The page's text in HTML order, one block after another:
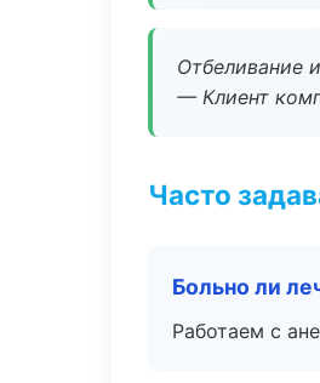
Отбеливание
— Клиент
Часто
Больно ли
Работаем с